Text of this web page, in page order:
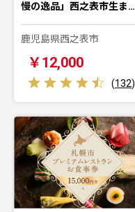
慢の逸品」西之表市生ま…
鹿児島県西之表市
￥12,000
(132)